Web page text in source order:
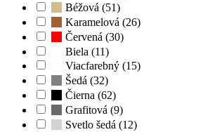
Béžová (51)
Karamelová (26)
Červená (30)
Biela (11)
Viacfarebný (15)
Šedá (32)
Čierna (62)
Grafitová (9)
Svetlo šedá (12)